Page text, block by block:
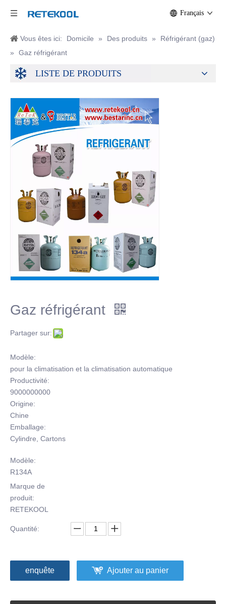
Français
Vous êtes ici: Domicile » Des produits »
Réfrigérant (gaz)
»
Gaz réfrigérant
LISTE DE PRODUITS
Gaz réfrigérant
Partager sur:
Modèle:
pour la climatisation et la climatisation automatique
Productivité:
9000000000
Origine:
Chine
Emballage:
Cylindre, Cartons
Modèle:
R134A
Marque de
produit:
RETEKOOL
Quantité:
enquête Ajouter au panier